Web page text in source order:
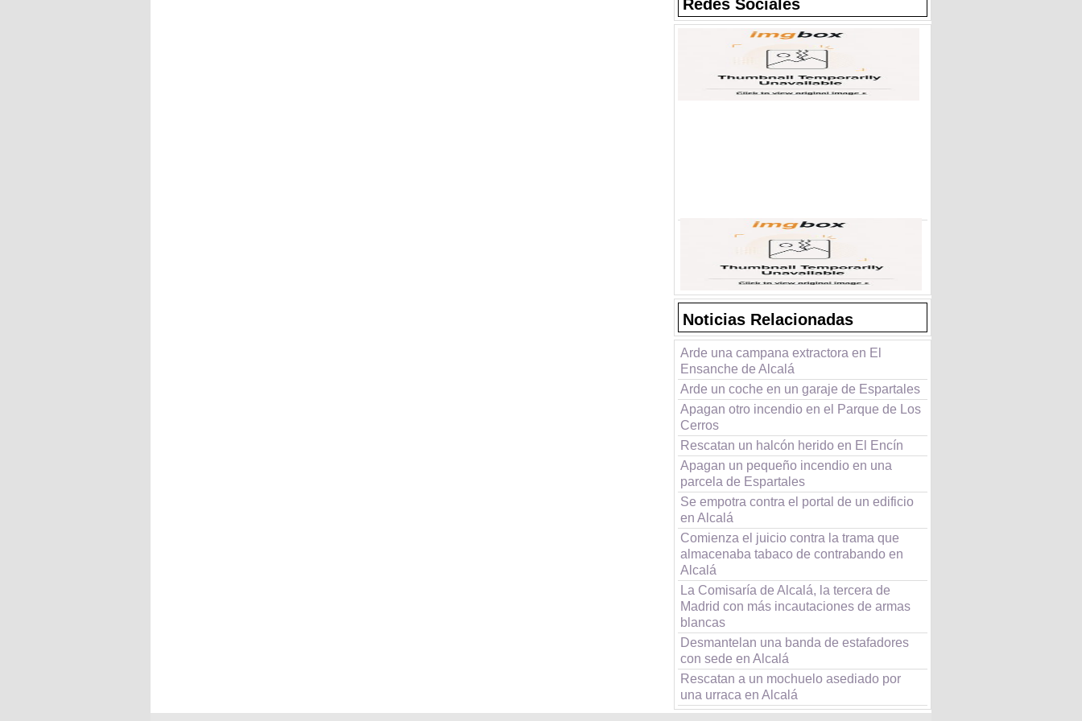
Redes Sociales
Noticias Relacionadas
Arde una campana extractora en El
Ensanche de Alcalá
Arde un coche en un garaje de Espartales
Apagan otro incendio en el Parque de Los
Cerros
Rescatan un halcón herido en El Encín
Apagan un pequeño incendio en una
parcela de Espartales
Se empotra contra el portal de un edificio
en Alcalá
Comienza el juicio contra la trama que
almacenaba tabaco de contrabando en
Alcalá
La Comisaría de Alcalá, la tercera de
Madrid con más incautaciones de armas
blancas
Desmantelan una banda de estafadores
con sede en Alcalá
Rescatan a un mochuelo asediado por
una urraca en Alcalá